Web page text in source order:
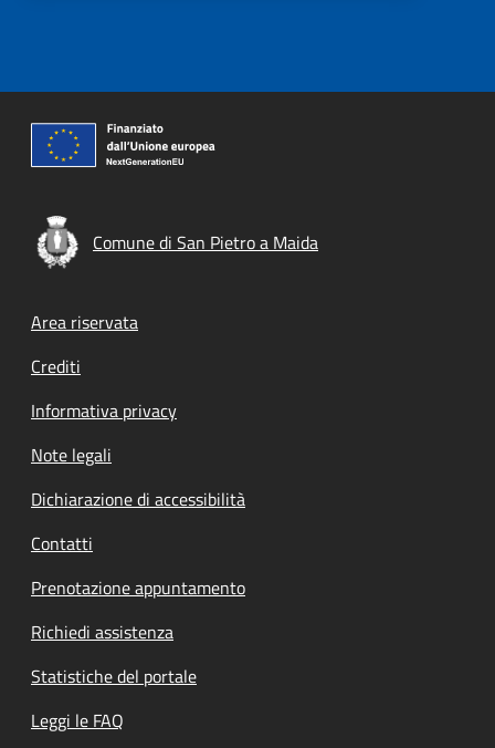
Comune di San Pietro a Maida
Footer menu
Area riservata
Crediti
Informativa privacy
Note legali
Dichiarazione di accessibilità
Contatti
Prenotazione appuntamento
Richiedi assistenza
Statistiche del portale
Leggi le FAQ